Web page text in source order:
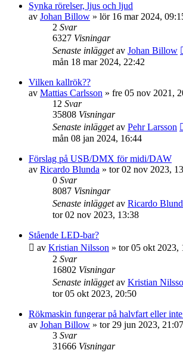
Synka rörelser, ljus och ljud
av Johan Billow » lör 16 mar 2024,
2 Svar
6327 Visningar
Senaste inläggetav Johan Billow
mån 18 mar 2024, 22:42
Vilken kallrök??
av Mattias Carlsson » fre 05 nov 2021,
12 Svar
35808 Visningar
Senaste inläggetav Pehr Larsson
mån 08 jan 2024, 16:44
Förslag på USB/DMX för midi/DAW
av Ricardo Blunda » tor 02 nov 2023,
0 Svar
8087 Visningar
Senaste inläggetav Ricardo
tor 02 nov 2023, 13:38
Stående LED-bar?
av Kristian Nilsson » tor 05 okt 2023,
2 Svar
16802 Visningar
Senaste inläggetav Kristian
tor 05 okt 2023, 20:50
Rökmaskin fungerar på halvfart eller
av Johan Billow » tor 29 jun 2023, 21:07
3 Svar
31666 Visningar